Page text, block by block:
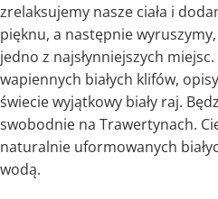
zrelaksujemy nasze ciała i
pięknu, a następnie
jedno z najsłynniejszych
wapiennych białych klifów,
świecie wyjątkowy biały raj.
swobodnie na Trawertynach.
naturalnie uformowanych
wodą.